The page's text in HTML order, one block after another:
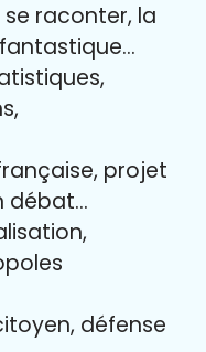
se raconter, la
projet
débat…
défense